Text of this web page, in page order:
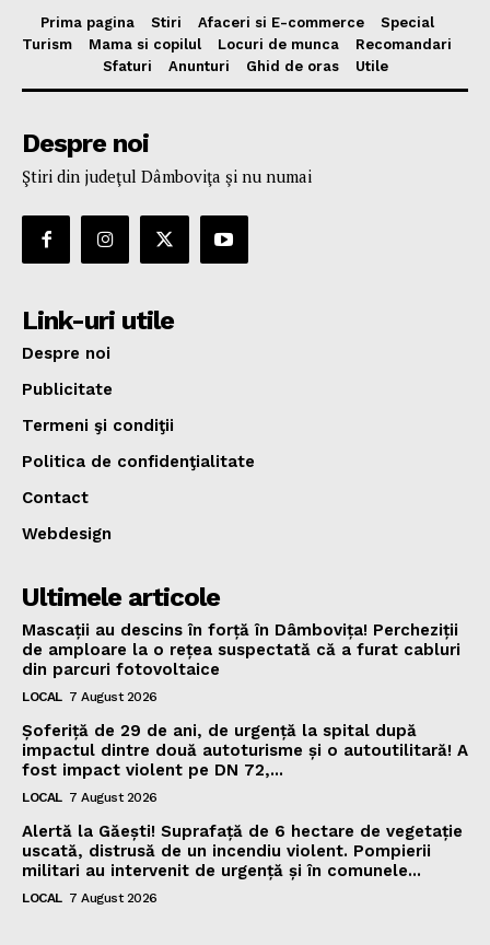
Prima pagina Stiri Afaceri si E-commerce
Special
Turism
Mama si copilul Locuri de munca
Recomandari
Sfaturi
Anunturi Ghid de oras Utile
Despre noi
Ştiri din judeţul Dâmboviţa şi nu numai
Link-uri utile
Despre noi
Publicitate
Termeni şi condiţii
Politica de confidenţialitate
Contact
Webdesign
Ultimele articole
Mascații au descins în forță în Dâmbovița! Percheziții
de amploare la o rețea suspectată că a furat cabluri
din parcuri fotovoltaice
LOCAL 7 August 2026
Șoferiță de 29 de ani, de urgență la spital după
impactul dintre două autoturisme și o autoutilitară! A
fost impact violent pe DN 72,...
LOCAL 7 August 2026
Alertă la Găești! Suprafață de 6 hectare de vegetație
uscată, distrusă de un incendiu violent. Pompierii
militari au intervenit de urgență și în comunele...
LOCAL 7 August 2026